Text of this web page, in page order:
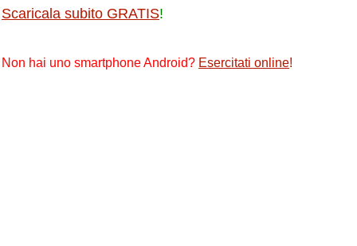
Scaricala subito GRATIS!
Non hai uno smartphone Android? Esercitati online!